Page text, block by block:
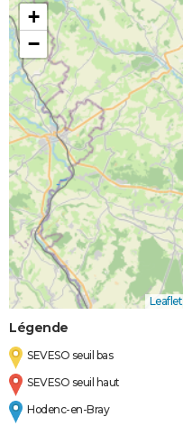
+
−
Leaflet
Légende
SEVESO seuil bas
SEVESO seuil haut
Hodenc-en-Bray